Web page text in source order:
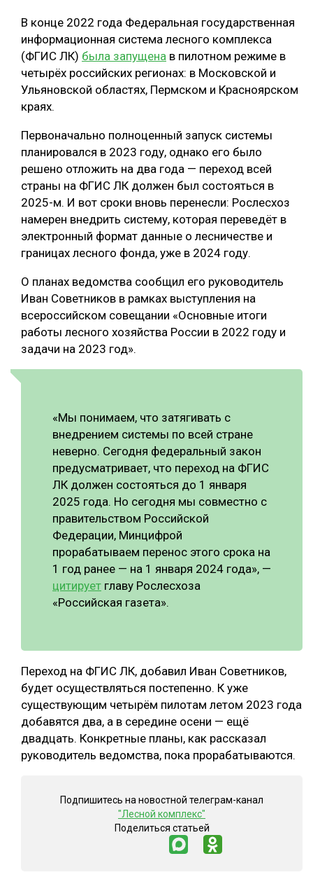
ОБРАБОТКА ДРЕВЕСИНЫ
ЦИФРОВАЯ СРЕДА
БИОЭНЕРГЕТИКА
ЛЕСОВОССТАНОВЛЕНИЕ И ЗАЩИТА
ПРОИЗВОДСТВО ДРЕВЕСНЫХ ПЛИТ
ЦБП
КОМПЛЕКСНАЯ ПЕРЕРАБОТКА
ЛЕСОПИЛЕНИЕ
ДЕРЕВЯННОЕ ДОМОСТРОЕНИЕ
БЕЗОПАСНОЕ ПРОИЗВОДСТВО
СОРТИРОВКА ДРЕВЕСИНЫ
СУШКА ДРЕВЕСИНЫ
РУБРИКИ
ТЕМАТИЧЕСКИЕ ПРОЕКТЫ
ПОДБОРКИ СТАТЕЙ
В конце 2022 года Федеральная государственная
информационная система лесного комплекса
(ФГИС ЛК) была запущена в пилотном режиме в
четырёх российских регионах: в Московской и
Ульяновской областях, Пермском и Красноярском
краях.
Первоначально полноценный запуск системы
планировался в 2023 году, однако его было
решено отложить на два года — переход всей
страны на ФГИС ЛК должен был состояться в
2025-м. И вот сроки вновь перенесли: Рослесхоз
намерен внедрить систему, которая переведёт в
электронный формат данные о лесничестве и
границах лесного фонда, уже в 2024 году.
О планах ведомства сообщил его руководитель
Иван Советников в рамках выступления на
всероссийском совещании «Основные итоги
работы лесного хозяйства России в 2022 году и
задачи на 2023 год».
«Мы понимаем, что затягивать с
внедрением системы по всей стране
неверно. Сегодня федеральный закон
предусматривает, что переход на ФГИС
ЛК должен состояться до 1 января
2025 года. Но сегодня мы совместно с
правительством Российской
Федерации, Минцифрой
прорабатываем перенос этого срока на
1 год ранее — на 1 января 2024 года», —
цитирует главу Рослесхоза
«Российская газета».
Переход на ФГИС ЛК, добавил Иван Советников,
будет осуществляться постепенно. К уже
существующим четырём пилотам летом 2023 года
добавятся два, а в середине осени — ещё
двадцать. Конкретные планы, как рассказал
руководитель ведомства, пока прорабатываются.
Подпишитесь на новостной телеграм-канал
"Лесной комплекс"
Поделиться статьей